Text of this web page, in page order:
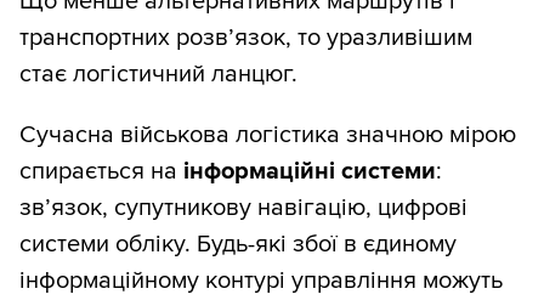
транспортних розв’язок, то уразливішим
стає логістичний ланцюг.
Сучасна військова логістика значною мірою
спирається на інформаційні системи:
зв’язок, супутникову навігацію, цифрові
системи обліку. Будь-які збої в єдиному
інформаційному контурі управління можуть